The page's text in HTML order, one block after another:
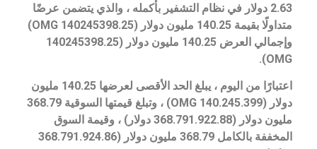
2.63 دولار في نظام التشفير بأكمله ، والذي يتضمن عرضًا
متداولًا بقيمة 140.25 مليون دولار (140245398.25 OMG)
وإجمالي العرض 140.25 مليون دولار (140245398.25
OMG).
اعتبارًا من اليوم ، يبلغ الحد الأقصى لعرضها 140.25 مليون
دولار (140.245.399 OMG) ، وتبلغ قيمتها السوقية 368.79
مليون دولار (368.791.922.88 دولار) ، وقيمة السوق
المخففة بالكامل 368.79 مليون دولار (368.791.924.86